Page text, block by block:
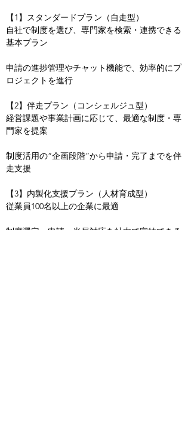
【1】スタンダードプラン（自走型）
自社で制度を選び、専門家を検索・連携できる
基本プラン
申請の進捗管理やチャット機能で、効率的にプ
ロジェクトを進行
【2】伴走プラン（コンシェルジュ型）
経営課題や事業計画に応じて、最適な制度・専
門家を提案
制度活用の“企画段階”から申請・完了までを伴
走支援
【3】内製化支援プラン（人材育成型）
従業員100名以上の企業に最適
制度選定・申請・当局対応を社内で完結できる